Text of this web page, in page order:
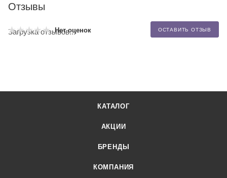
Отзывы
Нет оценок ОСТАВИТЬ ОТЗЫВ
Загрузка отзывов...
КАТАЛОГ
АКЦИИ
БРЕНДЫ
КОМПАНИЯ